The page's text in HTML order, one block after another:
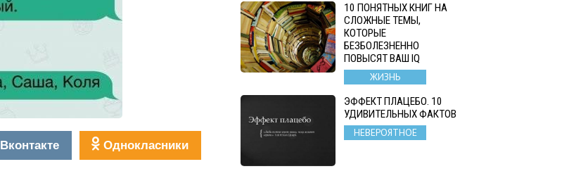
Вконтакте Однокласники
10 ПОНЯТНЫХ КНИГ НА
СЛОЖНЫЕ ТЕМЫ,
КОТОРЫЕ
БЕЗБОЛЕЗНЕННО
ПОВЫСЯТ ВАШ IQ
ЖИЗНЬ
ЭФФЕКТ ПЛАЦЕБО. 10
УДИВИТЕЛЬНЫХ ФАКТОВ
НЕВЕРОЯТНОЕ